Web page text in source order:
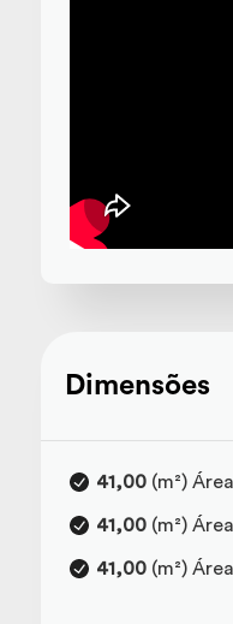
Dimensões
41,00(m²)
41,00(m²)
41,00(m²)